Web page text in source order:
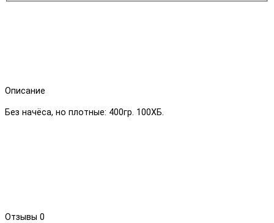
Описание
Без начёса, но плотные: 400гр. 100ХБ.
Отзывы 0